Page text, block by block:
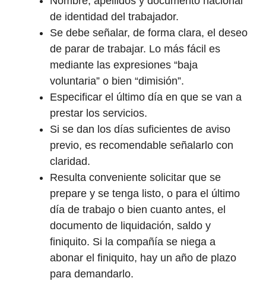
de identidad del trabajador.
Se debe señalar, de forma clara, el deseo
de parar de trabajar. Lo más fácil es
mediante las expresiones “baja
voluntaria” o bien “dimisión”.
Especificar el último día en que se van a
prestar los servicios.
Si se dan los días suficientes de aviso
previo, es recomendable señalarlo con
claridad.
Resulta conveniente solicitar que se
prepare y se tenga listo, o para el último
día de trabajo o bien cuanto antes, el
documento de liquidación, saldo y
finiquito. Si la compañía se niega a
abonar el finiquito, hay un año de plazo
para demandarlo.